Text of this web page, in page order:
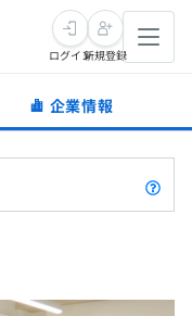
ログイン新規登録
企業情報